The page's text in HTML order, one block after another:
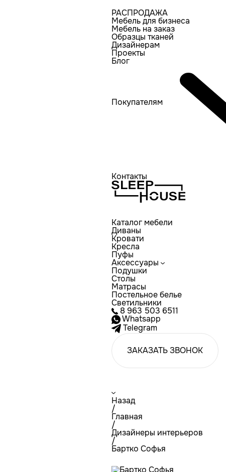
РАСПРОДАЖА
Мебель для бизнеса
Мебель на заказ
Образцы тканей
Дизайнерам
Проекты
Блог
Покупателям
Контакты
Каталог мебели
Диваны
Кровати
Кресла
Пуфы
Аксессуары
Подушки
Столы
Матрасы
Постельное белье
Светильники
8 963 503 6511
Whatsapp
Telegram
ЗАКАЗАТЬ ЗВОНОК
Назад
/
Главная
/
Дизайнеры интерьеров
/
Бартко Софья